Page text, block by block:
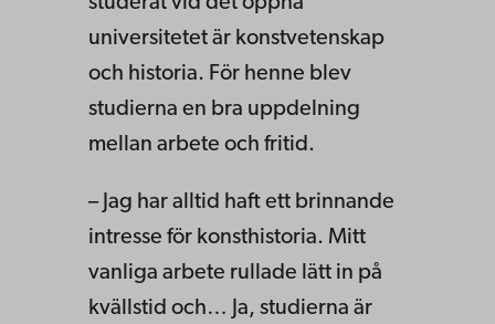
universitetet är konstvetenskap
och historia. För henne blev
studierna en bra uppdelning
mellan arbete och fritid.
– Jag har alltid haft ett brinnande
intresse för konsthistoria. Mitt
vanliga arbete rullade lätt in på
kvällstid och… Ja, studierna är